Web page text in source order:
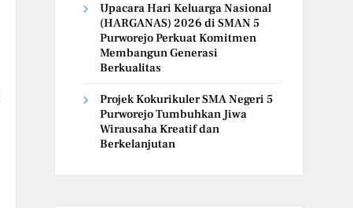
Upacara Hari Keluarga Nasional
(HARGANAS) 2026 di SMAN 5
Purworejo Perkuat Komitmen
Membangun Generasi
Berkualitas
Projek Kokurikuler SMA Negeri 5
Purworejo Tumbuhkan Jiwa
Wirausaha Kreatif dan
Berkelanjutan